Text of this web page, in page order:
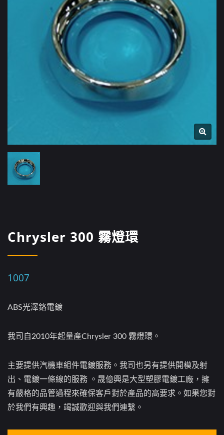
Chrysler 300 霧燈環
1007
ABS光澤鉻電鍍
我司自2010年起量產Chrysler 300 霧燈環。
主要提供汽機車組件電鍍服務。我司也另有提供開模及射
出、電鍍一條線的服務 。晟億興是大型塑膠電鍍工廠，擁
有嚴格的品管過程來確保客戶對於產品的高要求。如果您對
於我們有興趣，竭誠歡迎與我們連繫。